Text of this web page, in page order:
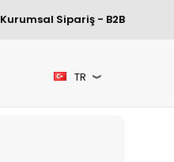
Kurumsal Sipariş - B2B
TR